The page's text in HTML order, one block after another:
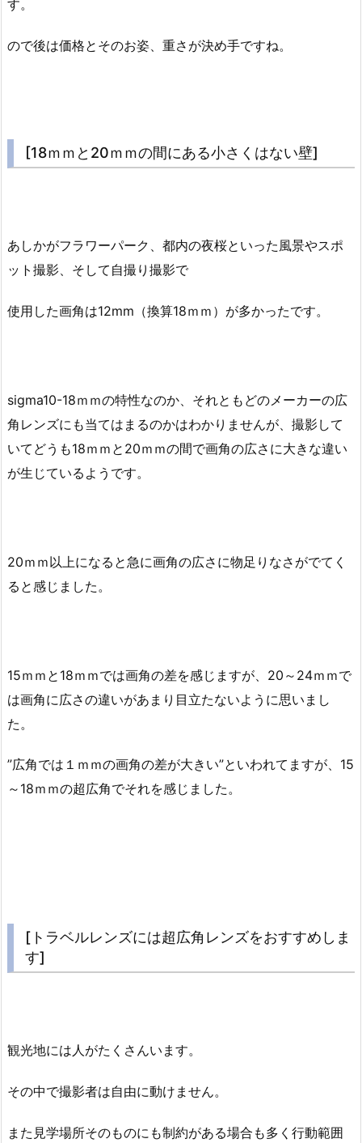
す。
ので後は価格とそのお姿、重さが決め手ですね。
[18ｍｍと20ｍｍの間にある小さくはない壁]
あしかがフラワーパーク、都内の夜桜といった風景やスポ
ット撮影、そして自撮り撮影で
使用した画角は12mm（換算18ｍｍ）が多かったです。
sigma10-18ｍｍの特性なのか、それともどのメーカーの広
角レンズにも当てはまるのかはわかりませんが、撮影して
いてどうも18ｍｍと20ｍｍの間で画角の広さに大きな違い
が生じているようです。
20ｍｍ以上になると急に画角の広さに物足りなさがでてく
ると感じました。
15ｍｍと18ｍｍでは画角の差を感じますが、20～24ｍｍで
は画角に広さの違いがあまり目立たないように思いまし
た。
”広角では１ｍｍの画角の差が大きい”といわれてますが、15
～18ｍｍの超広角でそれを感じました。
[トラベルレンズには超広角レンズをおすすめしま
す]
観光地には人がたくさんいます。
その中で撮影者は自由に動けません。
また見学場所そのものにも制約がある場合も多く行動範囲